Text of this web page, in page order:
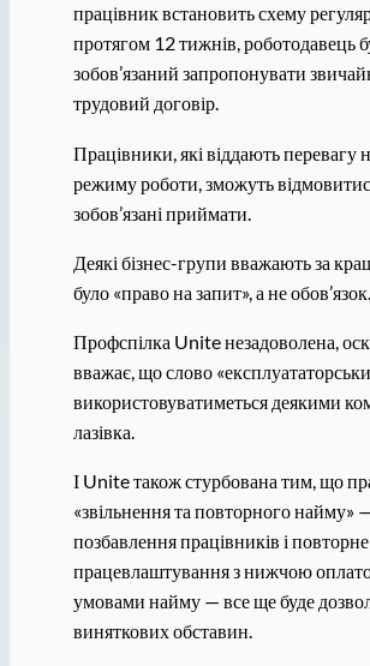
працівник встановить схему
протягом 12 тижнів, роботодавець
зобов’язаний запропонувати
трудовий договір.
Працівники, які віддають перевагу
режиму роботи, зможуть
зобов’язані приймати.
Деякі бізнес-групи вважають за
було «право на запит», а не обов’язок.
Профспілка Unite незадоволена,
вважає, що слово
використовуватиметься деякими
лазівка.
І Unite також стурбована тим, що
«звільнення та повторного найму»
позбавлення працівників і повторне
працевлаштування з нижчою
умовами найму — все ще буде
виняткових обставин.